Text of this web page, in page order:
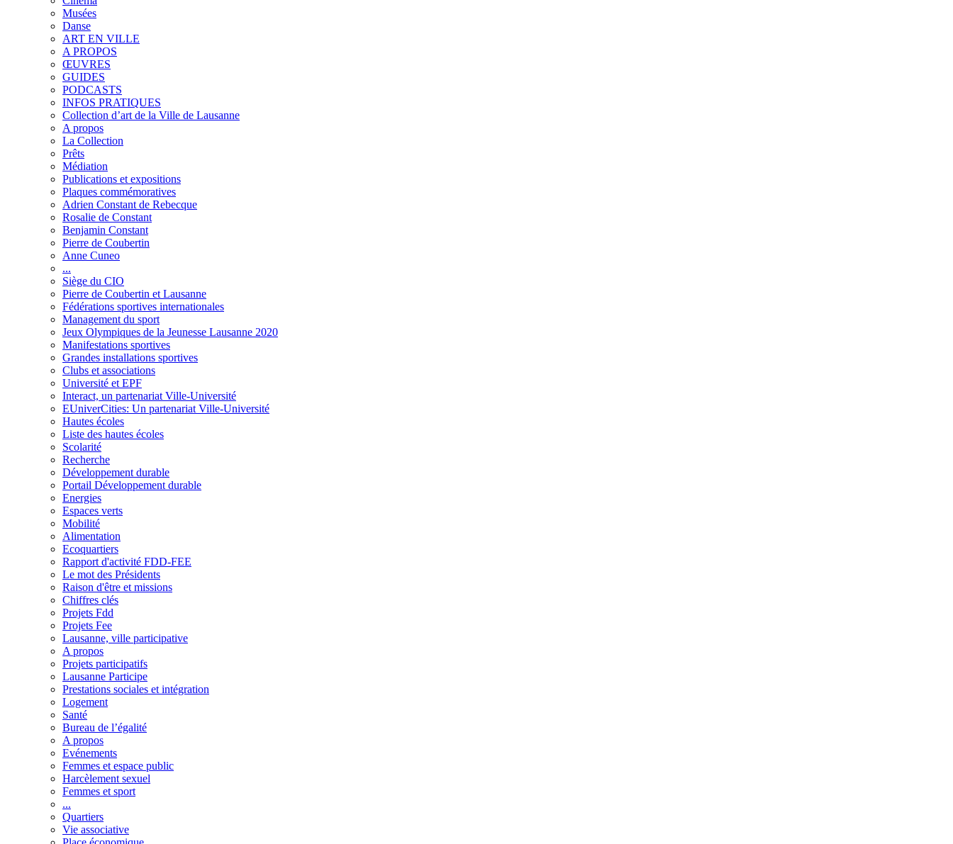
Musées
Danse
ART EN VILLE
A PROPOS
ŒUVRES
GUIDES
PODCASTS
INFOS PRATIQUES
Collection d’art de la Ville de Lausanne
A propos
La Collection
Prêts
Médiation
Publications et expositions
Plaques commémoratives
Adrien Constant de Rebecque
Rosalie de Constant
Benjamin Constant
Pierre de Coubertin
Anne Cuneo
...
Siège du CIO
Pierre de Coubertin et Lausanne
Fédérations sportives internationales
Management du sport
Jeux Olympiques de la Jeunesse Lausanne 2020
Manifestations sportives
Grandes installations sportives
Clubs et associations
Université et EPF
Interact, un partenariat Ville-Université
EUniverCities: Un partenariat Ville-Université
Hautes écoles
Liste des hautes écoles
Scolarité
Recherche
Développement durable
Portail Développement durable
Energies
Espaces verts
Mobilité
Alimentation
Ecoquartiers
Rapport d'activité FDD-FEE
Le mot des Présidents
Raison d'être et missions
Chiffres clés
Projets Fdd
Projets Fee
Lausanne, ville participative
A propos
Projets participatifs
Lausanne Participe
Prestations sociales et intégration
Logement
Santé
Bureau de l’égalité
A propos
Evénements
Femmes et espace public
Harcèlement sexuel
Femmes et sport
...
Quartiers
Vie associative